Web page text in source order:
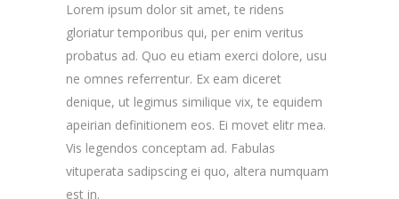
Lorem ipsum dolor sit amet, te ridens
gloriatur temporibus qui, per enim veritus
probatus ad. Quo eu etiam exerci dolore, usu
ne omnes referrentur. Ex eam diceret
denique, ut legimus similique vix, te equidem
apeirian definitionem eos. Ei movet elitr mea.
Vis legendos conceptam ad. Fabulas
vituperata sadipscing ei quo, altera numquam
est in.